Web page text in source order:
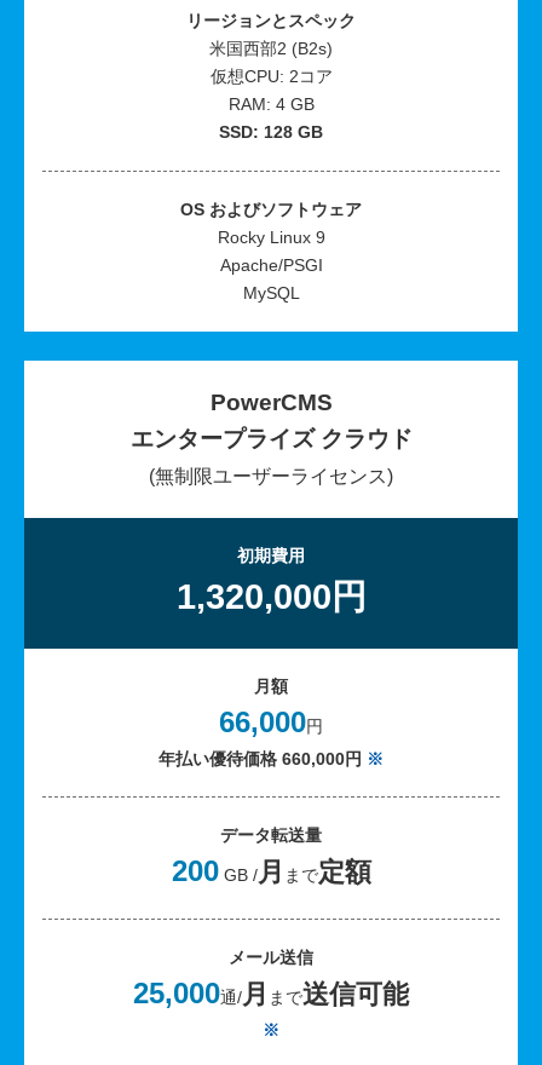
リージョンとスペック
米国西部2 (B2s)
仮想CPU: 2コア
RAM: 4 GB
SSD: 128 GB
OS およびソフトウェア
Rocky Linux 9
Apache/PSGI
MySQL
PowerCMS
エンタープライズ クラウド
(無制限ユーザーライセンス)
初期費用
1,320,000円
月額
66,000円
年払い優待価格 660,000円 ※
データ転送量
200 GB /月 まで定額
メール送信
25,000通/ 月 まで送信可能
※